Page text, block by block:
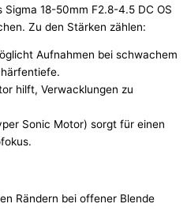
18-50mm F2.8-4.5 DC OS
Zu den Stärken zählen:
Aufnahmen bei schwachem
hilft, Verwacklungen zu
Sonic Motor) sorgt für einen
Rändern bei offener Blende